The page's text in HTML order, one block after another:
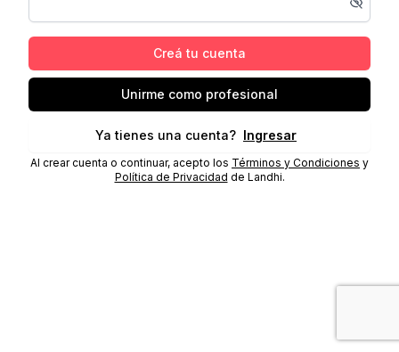
Creá tu cuenta
Unirme como profesional
Ya tienes una cuenta? Ingresar
Al crear cuenta o continuar, acepto los Términos y Condiciones y
Política de Privacidad de Landhi.